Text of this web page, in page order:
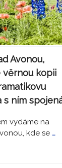
Avonou,
věrnou kopii
s ním
vydáme na
kde se …